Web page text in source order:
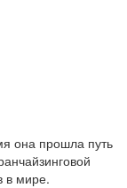
она прошла путь
в мире.